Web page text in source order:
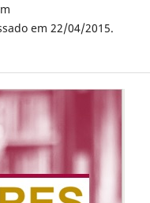
em 22/04/2015.